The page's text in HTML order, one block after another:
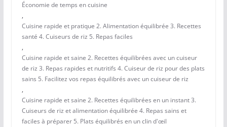
Économie de temps en cuisine
,
Cuisine rapide et pratique 2. Alimentation équilibrée 3. Recettes
santé 4. Cuiseurs de riz 5. Repas faciles
,
Cuisine rapide et saine 2. Recettes équilibrées avec un cuiseur
de riz 3. Repas rapides et nutritifs 4. Cuiseur de riz pour des plats
sains 5. Facilitez vos repas équilibrés avec un cuiseur de riz
,
Cuisine rapide et saine 2. Recettes équilibrées en un instant 3.
Cuiseurs de riz et alimentation équilibrée 4. Repas sains et
faciles à préparer 5. Plats équilibrés en un clin d'œil